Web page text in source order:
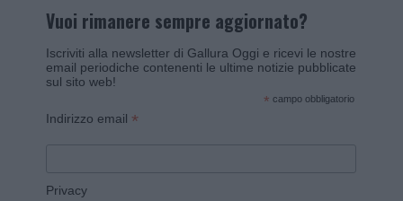
Vuoi rimanere sempre aggiornato?
Iscriviti alla newsletter di Gallura Oggi e ricevi le nostre
email periodiche contenenti le ultime notizie pubblicate
sul sito web!
* campo obbligatorio
Indirizzo email *
Privacy